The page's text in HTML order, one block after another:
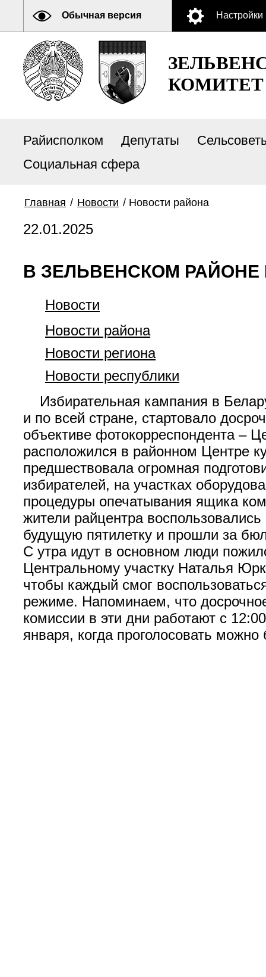
Обычная версия Настройки
КОМИТЕТ
Райисполком Депутаты
Социальная сфера
Главная / Новости / Новости района
22.01.2025
В ЗЕЛЬВЕНСКОМ
Новости
Новости района
Новости региона
Новости республики
Избирательная кампания в
и по всей стране, стартовало
объективе фотокорреспондента –
расположился в районном Центре
предшествовала огромная
избирателей, на участках
процедуры опечатывания ящика
жители райцентра
будущую пятилетку и прошли за
С утра идут в основном люди
Центральному участку Наталья
чтобы каждый смог
режиме. Напоминаем, что
комиссии в эти дни работают с
января, когда проголосовать